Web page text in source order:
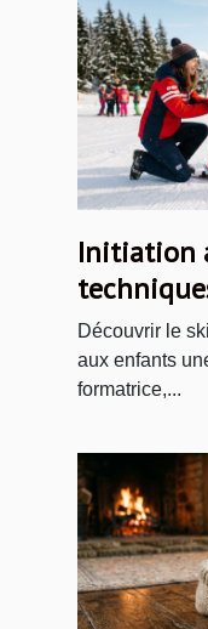
Initiation
Découvrir le
aux enfants
formatrice,...